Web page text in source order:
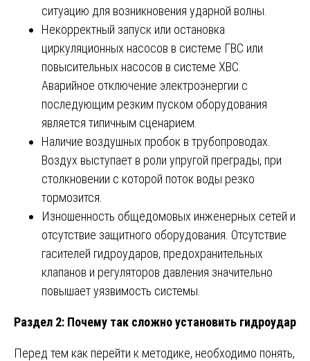
ситуацию для возникновения ударной волны.
Некорректный запуск или остановка
циркуляционных насосов в системе ГВС или
повысительных насосов в системе ХВС.
Аварийное отключение электроэнергии с
последующим резким пуском оборудования
является типичным сценарием.
Наличие воздушных пробок в трубопроводах.
Воздух выступает в роли упругой преграды, при
столкновении с которой поток воды резко
тормозится.
Изношенность общедомовых инженерных сетей и
отсутствие защитного оборудования. Отсутствие
гасителей гидроударов, предохранительных
клапанов и регуляторов давления значительно
повышает уязвимость системы.
Раздел 2: Почему так сложно установить гидроудар
Перед тем как перейти к методике, необходимо понять,